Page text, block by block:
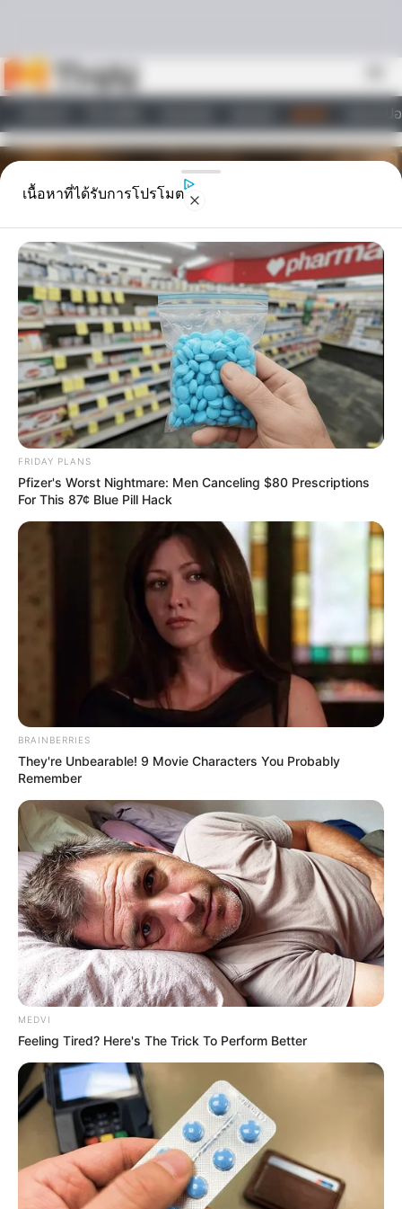
วอลเปเ
ไลฟ์สไตล์
ดูดวงรายเดือน
เช็ก ดวงปี 68 ก.พ.นี้ ราศี
ใดมีเกณฑ์ แต้มบุญทำงาน
บารมีเปิด ฟ้าเปิด
ราศีใดในช่วงเดือนกุมภาพันธ์นี้ มีเกณฑ์ แต้มบุญทำงาน บารมีเปิด
ฟ้าเปิด ชะตาชีวิตราบรื่น อ่านคำทำนายจากแม่กวาง ไพ่ตองส่องใจ
Home/ดูดวงรายเดือน
ทำงาน บารมีเปิด ฟ้าเปิด
ดูดวงรายเดือน|
1 ก.พ. 2025
แบ่งปัน
เช็ก ดวงปี 68 ก.พ.นี้ ราศีใดมี
เกณฑ์ แต้มบุญทำงาน บารมีเปิด
ฟ้าเปิด โดยแม่กวาง ไพ่ตองส่องใจ
เนื้อหาที่ได้รับการโปรโมต
FRIDAY PLANS
Pfizer's Worst Nightmare: Men Canceling $80 Prescriptions
For This 87¢ Blue Pill Hack
BRAINBERRIES
They're Unbearable! 9 Movie Characters You Probably
Remember
MEDVI
Feeling Tired? Here's The Trick To Perform Better